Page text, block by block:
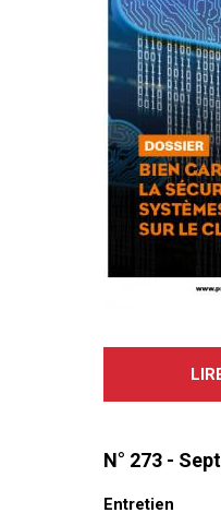
N° 273 -
Entretien